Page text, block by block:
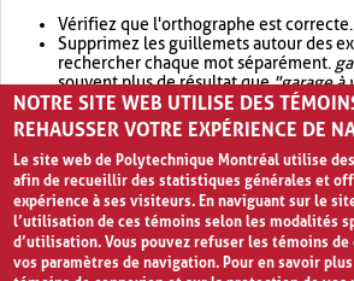
Vérifiez que l'orthographe est correcte.
Supprimez les guillemets autour des
rechercher chaque mot séparément.
souvent plus de résultat que"garage à
Envisagez d'élargir votre recherche
retournera souvent plus de résultat
NOTRE SITE WEB UTILISE DES
REHAUSSER VOTRE EXPÉRIENCE DE
Le site web de Polytechnique Montréal utilise
afin de recueillir des statistiques générales et
expérience à ses visiteurs. En naviguant sur le
l’utilisation de ces témoins selon les modalités
d’utilisation. Vous pouvez refuser les témoins
vos paramètres de navigation. Pour en savoir